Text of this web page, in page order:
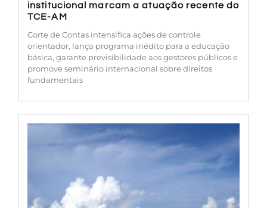
institucional marcam a atuação recente do
TCE-AM
Corte de Contas intensifica ações de controle
orientador, lança programa inédito para a educação
básica, garante previsibilidade aos gestores públicos e
promove seminário internacional sobre direitos
fundamentais